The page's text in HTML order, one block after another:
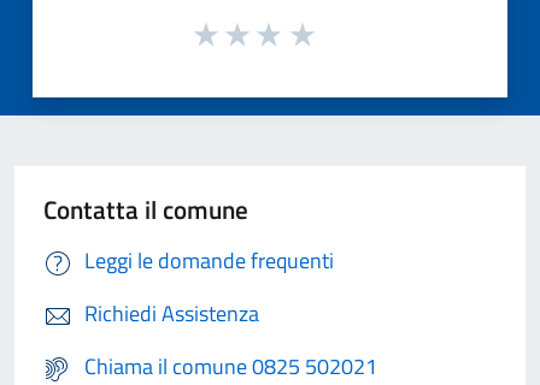
Contatta il comune
Leggi le domande frequenti
Richiedi Assistenza
Chiama il comune 0825 502021